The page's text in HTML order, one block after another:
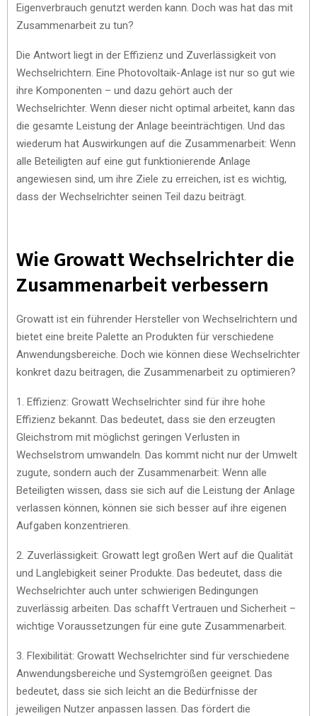
Eigenverbrauch genutzt werden kann. Doch was hat das mit
Zusammenarbeit zu tun?
Die Antwort liegt in der Effizienz und Zuverlässigkeit von
Wechselrichtern. Eine Photovoltaik-Anlage ist nur so gut wie
ihre Komponenten – und dazu gehört auch der
Wechselrichter. Wenn dieser nicht optimal arbeitet, kann das
die gesamte Leistung der Anlage beeinträchtigen. Und das
wiederum hat Auswirkungen auf die Zusammenarbeit: Wenn
alle Beteiligten auf eine gut funktionierende Anlage
angewiesen sind, um ihre Ziele zu erreichen, ist es wichtig,
dass der Wechselrichter seinen Teil dazu beiträgt.
Wie Growatt Wechselrichter die
Zusammenarbeit verbessern
Growatt ist ein führender Hersteller von Wechselrichtern und
bietet eine breite Palette an Produkten für verschiedene
Anwendungsbereiche. Doch wie können diese Wechselrichter
konkret dazu beitragen, die Zusammenarbeit zu optimieren?
1. Effizienz: Growatt Wechselrichter sind für ihre hohe
Effizienz bekannt. Das bedeutet, dass sie den erzeugten
Gleichstrom mit möglichst geringen Verlusten in
Wechselstrom umwandeln. Das kommt nicht nur der Umwelt
zugute, sondern auch der Zusammenarbeit: Wenn alle
Beteiligten wissen, dass sie sich auf die Leistung der Anlage
verlassen können, können sie sich besser auf ihre eigenen
Aufgaben konzentrieren.
2. Zuverlässigkeit: Growatt legt großen Wert auf die Qualität
und Langlebigkeit seiner Produkte. Das bedeutet, dass die
Wechselrichter auch unter schwierigen Bedingungen
zuverlässig arbeiten. Das schafft Vertrauen und Sicherheit –
wichtige Voraussetzungen für eine gute Zusammenarbeit.
3. Flexibilität: Growatt Wechselrichter sind für verschiedene
Anwendungsbereiche und Systemgrößen geeignet. Das
bedeutet, dass sie sich leicht an die Bedürfnisse der
jeweiligen Nutzer anpassen lassen. Das fördert die